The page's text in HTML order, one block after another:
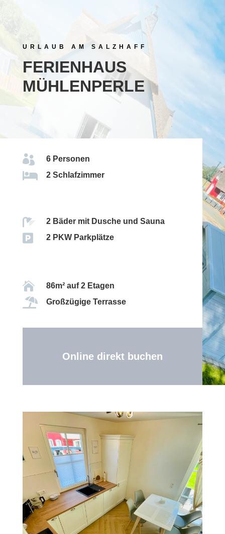
URLAUB AM SALZHAFF
FERIENHAUS
MÜHLENPERLE
 6 Personen
 2 Schlafzimmer
 2 Bäder mit Dusche und Sauna
 2 PKW Parkplätze
 86m² auf 2 Etagen
 Großzügige Terrasse
Online direkt buchen